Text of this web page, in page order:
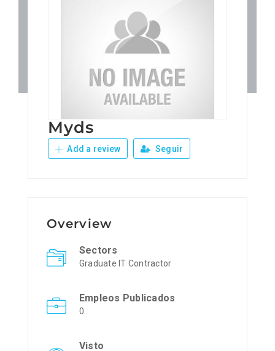
Junta Local Desarrollo
Adiestramientos
Myds
Add a review Seguir
Overview
Sectors
Graduate IT Contractor
Empleos Publicados
0
Visto